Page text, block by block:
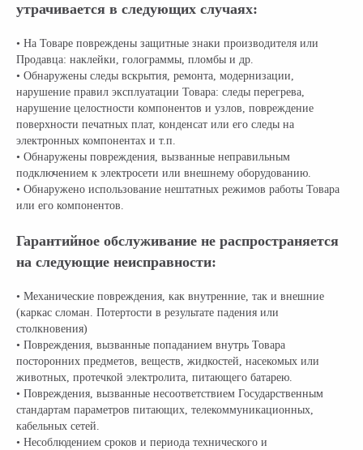
утрачивается в следующих случаях:
• На Товаре повреждены защитные знаки производителя или
Продавца: наклейки, голограммы, пломбы и др.
• Обнаружены следы вскрытия, ремонта, модернизации,
нарушение правил эксплуатации Товара: следы перегрева,
нарушение целостности компонентов и узлов, повреждение
поверхности печатных плат, конденсат или его следы на
электронных компонентах и т.п.
• Обнаружены повреждения, вызванные неправильным
подключением к электросети или внешнему оборудованию.
• Обнаружено использование нештатных режимов работы Товара
или его компонентов.
Гарантийное обслуживание не распространяется
на следующие неисправности:
• Механические повреждения, как внутренние, так и внешние
(каркас сломан. Потертости в результате падения или
столкновения)
• Повреждения, вызванные попаданием внутрь Товара
посторонних предметов, веществ, жидкостей, насекомых или
животных, протечкой электролита, питающего батарею.
• Повреждения, вызванные несоответствием Государственным
стандартам параметров питающих, телекоммуникационных,
кабельных сетей.
• Несоблюдением сроков и периода технического и